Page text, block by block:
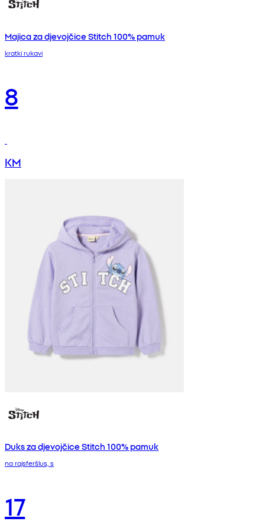
Majica za djevojčice Stitch 100% pamuk
kratki rukavi
8
KM
Duks za djevojčice Stitch 100% pamuk
na rajsferšlus, s
17